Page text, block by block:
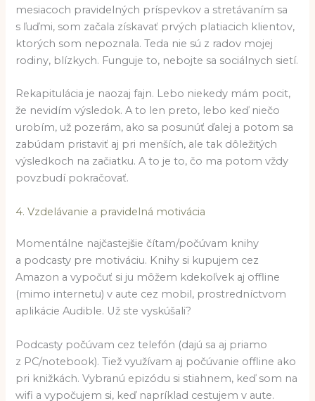
mesiacoch pravidelných príspevkov a stretávaním sa
s ľuďmi, som začala získavať prvých platiacich klientov,
ktorých som nepoznala. Teda nie sú z radov mojej
rodiny, blízkych. Funguje to, nebojte sa sociálnych sietí.
Rekapitulácia je naozaj fajn. Lebo niekedy mám pocit,
že nevidím výsledok. A to len preto, lebo keď niečo
urobím, už pozerám, ako sa posunúť ďalej a potom sa
zabúdam pristaviť aj pri menších, ale tak dôležitých
výsledkoch na začiatku. A to je to, čo ma potom vždy
povzbudí pokračovať.
4. Vzdelávanie a pravidelná motivácia
Momentálne najčastejšie čítam/počúvam knihy
a podcasty pre motiváciu. Knihy si kupujem cez
Amazon a vypočuť si ju môžem kdekoľvek aj offline
(mimo internetu) v aute cez mobil, prostredníctvom
aplikácie Audible. Už ste vyskúšali?
Podcasty počúvam cez telefón (dajú sa aj priamo
z PC/notebook). Tiež využívam aj počúvanie offline ako
pri knižkách. Vybranú epizódu si stiahnem, keď som na
wifi a vypočujem si, keď napríklad cestujem v aute.